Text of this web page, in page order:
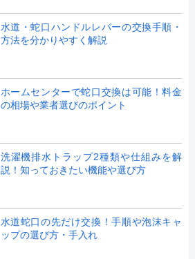
水道・蛇口ハンドルレバーの交換手順・
方法を分かりやすく解説
ホームセンターで蛇口交換は可能！料金
の相場や業者選びのポイント
洗濯機排水トラップ2種類や仕組みを解
説！知っておきたい機能や選び方
水道蛇口の先だけ交換！手順や泡沫キャ
ップの選び方・手入れ